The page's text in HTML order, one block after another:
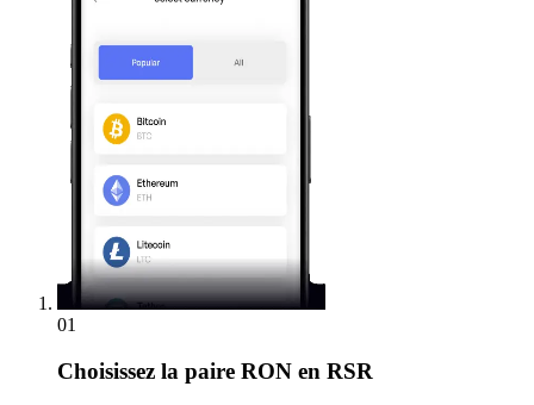
01
Choisissez la paire RON en RSR